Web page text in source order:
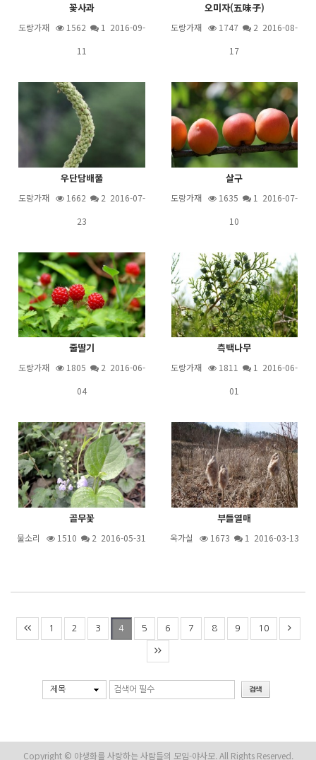
꽃사과
도랑가재 1562 1 2016-09-
11
오미자(五味子)
도랑가재 1747 2 2016-08-
17
우단담배풀
도랑가재 1662 2 2016-07-
23
살구
도랑가재 1635 1 2016-07-
10
줄딸기
도랑가재 1805 2 2016-06-
04
측백나무
도랑가재 1811 1 2016-06-
01
골무꽃
물소리 1510 2 2016-05-31
부들열매
옥가실 1673 1 2016-03-13
1 2 3 4 5 6 7 8 9 10
제목
Copyright © 야생화를 사랑하는 사람들의 모임-야사모. All Rights Reserved.